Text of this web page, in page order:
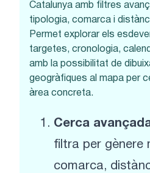
Catalunya amb filtres
tipologia, comarca i
Permet explorar els
targetes, cronologia,
amb la possibilitat de
geogràfiques al mapa per
àrea concreta.
Cerca
filtra per gènere
comarca,